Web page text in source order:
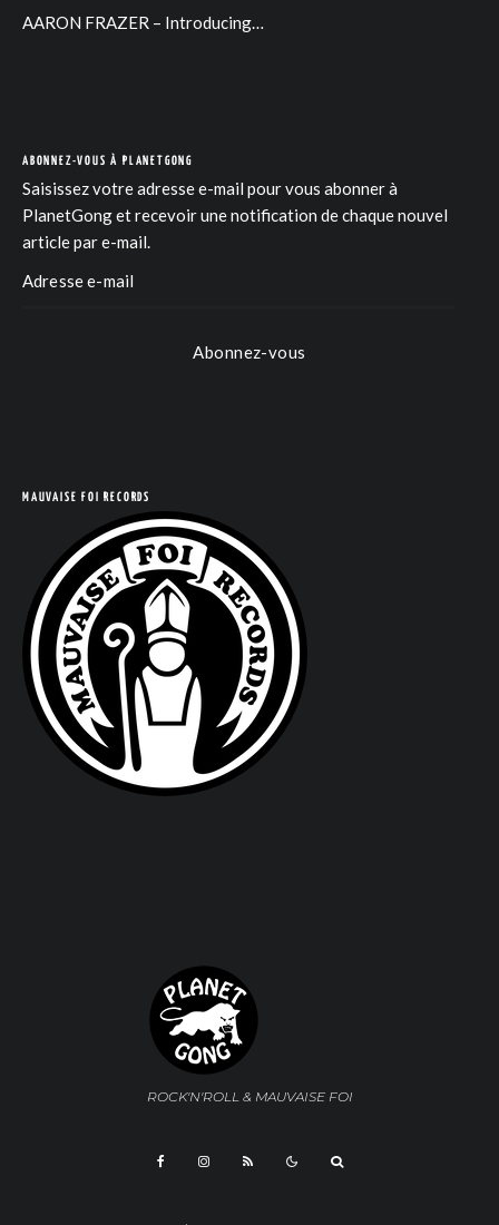
AARON FRAZER – Introducing…
ABONNEZ-VOUS À PLANETGONG
Saisissez votre adresse e-mail pour vous abonner à
PlanetGong et recevoir une notification de chaque nouvel
article par e-mail.
Abonnez-vous
MAUVAISE FOI RECORDS
ROCK'N'ROLL & MAUVAISE FOI